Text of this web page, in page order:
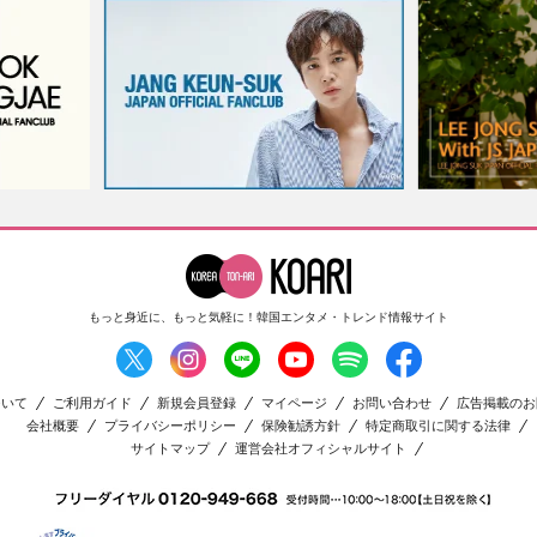
もっと身近に、もっと気軽に！ 韓国エンタメ・トレンド情報サイト
て ご利用ガイド 新規会員登録 マイページ お問い合わせ
広告掲載の
会社概要
プライバシーポリシー 保険勧誘方針
特定商取引に関する法律
サイトマップ
運営会社オフィシャルサイト